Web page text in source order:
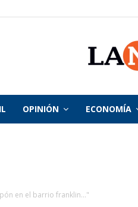
OPINIÓN ECONOMÍA
en el barrio franklin..."